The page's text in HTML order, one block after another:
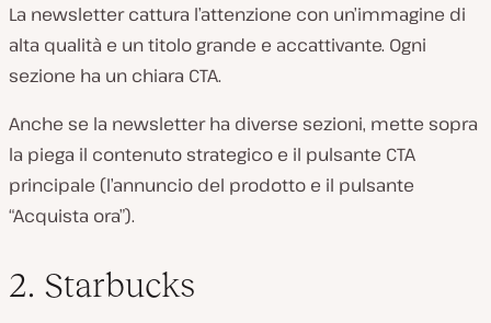
La newsletter cattura l’attenzione con un’immagine di
alta qualità e un titolo grande e accattivante. Ogni
sezione ha un chiara CTA.
Anche se la newsletter ha diverse sezioni, mette sopra
la piega il contenuto strategico e il pulsante CTA
principale (l’annuncio del prodotto e il pulsante
“Acquista ora”).
2. Starbucks